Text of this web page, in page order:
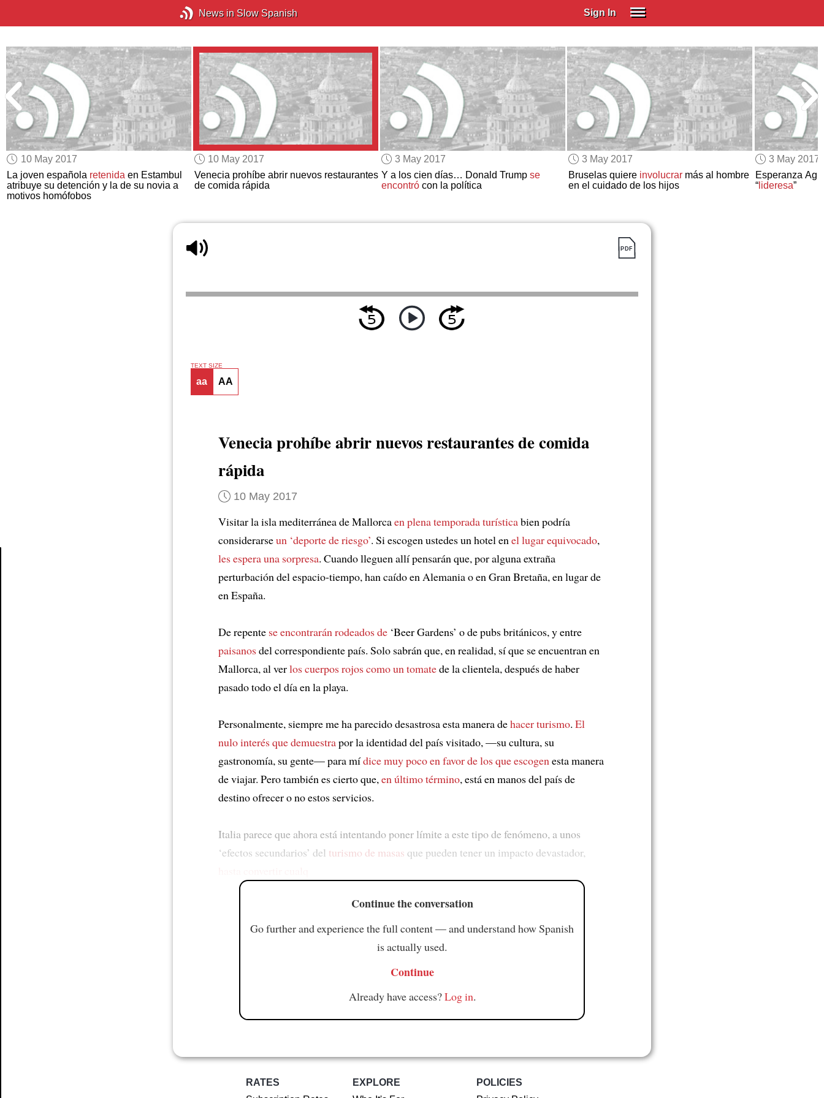
News in Slow Spanish Sign In
Spanish (Spain)
Spanish (Latino)
SUBSCRIBE
EDUCATIONAL LICENSES
GIFT CARDS
OTHER LANGUAGES
ABOUT US
10 May 2017
La joven española retenida en Estambul
atribuye su detención y la de su novia a
motivos homófobos
10 May 2017
Venecia prohíbe abrir nuevos restaurantes
de comida rápida
3 May 2017
Y a los cien días… Donald Trump se
encontrócon la política
3 May 2017
Bruselas quiere involucrarmás al hombre
en el cuidado de los hijos
3 May 2017
Esperanza
“ lideresa”
TEXT SIZE
aa AA
Venecia prohíbe abrir nuevos restaurantes de comida
rápida
10 May 2017
Visitar la isla mediterránea de Mallorcaen plena temporada turísticabien podría
considerarseun ‘deporte de riesgo’. Si escogen ustedes un hotel en el lugar equivocado,
les espera una sorpresa. Cuando lleguen allí pensarán que, por alguna extraña
perturbación del espacio-tiempo, han caído en Alemania o en Gran Bretaña, en lugar de
en España.
De repente se encontrarán rodeados de ‘Beer Gardens’ o de pubs británicos, y entre
paisanosdel correspondiente país. Solo sabrán que, en realidad, sí que se encuentran en
Mallorca, al verlos cuerpos rojos como un tomatede la clientela, después de haber
pasado todo el día en la playa.
Personalmente, siempre me ha parecido desastrosa esta manera dehacer turismo. El
nulo interés que demuestrapor la identidad del país visitado, —su cultura, su
gastronomía, su gente— para mídice muy poco en favor delos que escogen esta manera
de viajar. Pero también es cierto que, en último término, está en manos del país de
destino ofrecer o no estos servicios.
Italia parece que ahora está intentando poner límite a este tipo de fenómeno, a unos
‘efectos secundarios’ del turismo de masas que pueden tener un impacto devastador,
Continue the conversation
Go further and experience the full content — and understand how Spanish
is actually used.
Continue
Already have access?Log in.
RATES
EXPLORE
POLICIES